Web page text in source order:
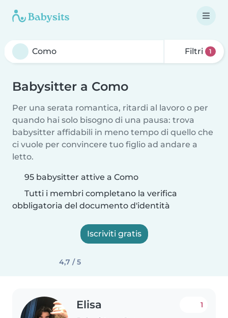
Filtri 1
Babysitter a Como
Per una serata romantica, ritardi al lavoro o per
quando hai solo bisogno di una pausa: trova
babysitter affidabili in meno tempo di quello che
ci vuole per convincere tuo figlio ad andare a
letto.
95 babysitter attive a Como
Tutti i membri completano la verifica
obbligatoria del documento d'identità
Iscriviti gratis
4,7 / 5
Elisa 1